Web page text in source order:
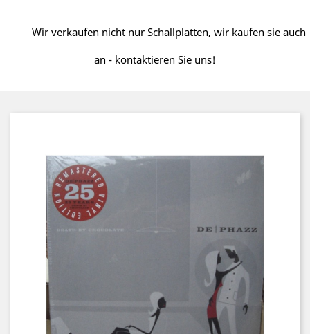
Wir verkaufen nicht nur Schallplatten, wir kaufen sie auch
an - kontaktieren Sie uns!